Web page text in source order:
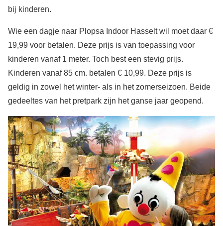
bij kinderen.
Wie een dagje naar Plopsa Indoor Hasselt wil moet daar €
19,99 voor betalen. Deze prijs is van toepassing voor
kinderen vanaf 1 meter. Toch best een stevig prijs.
Kinderen vanaf 85 cm. betalen € 10,99. Deze prijs is
geldig in zowel het winter- als in het zomerseizoen. Beide
gedeeltes van het pretpark zijn het ganse jaar geopend.